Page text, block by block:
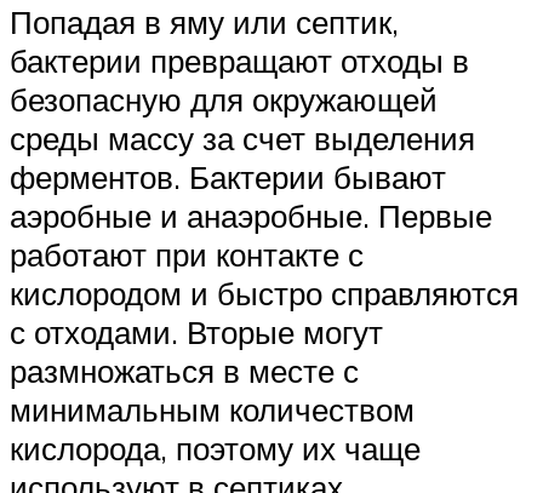
Попадая в яму или септик,
бактерии превращают отходы в
безопасную для окружающей
среды массу за счет выделения
ферментов. Бактерии бывают
аэробные и анаэробные. Первые
работают при контакте с
кислородом и быстро справляются
с отходами. Вторые могут
размножаться в месте с
минимальным количеством
кислорода, поэтому их чаще